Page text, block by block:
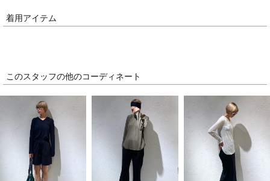
着用アイテム
このスタッフの他のコーディネート